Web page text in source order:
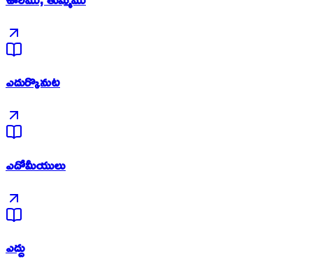
ఎదుర్కొనుట
ఎదోమీయులు
ఎద్దు